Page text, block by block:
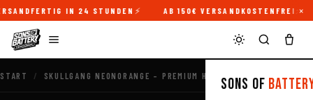
IN 24 STUNDEN AB 150€ VERSANDKOSTENFREI ×
Sons of
START / SKULLGANG NEONORANGE – PREMIUM HOODIE FÜR MÄNNER